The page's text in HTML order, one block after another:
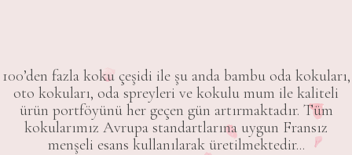
100’den fazla koku çeşidi ile şu anda bambu oda kokuları,
oto kokuları, oda spreyleri ve kokulu mum ile kaliteli
ürün portföyünü her geçen gün artırmaktadır. Tüm
kokularımız Avrupa standartlarına uygun Fransız
menşeli esans kullanılarak üretilmektedir...